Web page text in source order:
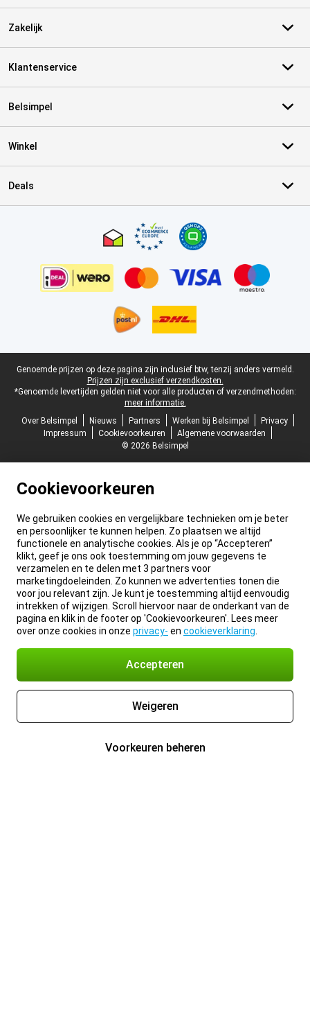
Zakelijk
Klantenservice
Belsimpel
Winkel
Deals
Juridische voettekst
Genoemde prijzen op deze pagina zijn inclusief btw, tenzij anders vermeld.
Prijzen zijn exclusief verzendkosten.
*Genoemde levertijden gelden niet voor alle producten of verzendmethoden:
meer informatie.
Over Belsimpel
Nieuws Partners Werken bij Belsimpel
Privacy
Impressum
Cookievoorkeuren
Algemene voorwaarden
© 2026 Belsimpel
Cookievoorkeuren
We gebruiken cookies en vergelijkbare technieken om je beter
en persoonlijker te kunnen helpen. Zo plaatsen we altijd
functionele en analytische cookies. Als je op “Accepteren”
klikt, geef je ons ook toestemming om jouw gegevens te
verzamelen en te delen met 3 partners voor
marketingdoeleinden. Zo kunnen we advertenties tonen die
voor jou relevant zijn. Je kunt je toestemming altijd eenvoudig
intrekken of wijzigen. Scroll hiervoor naar de onderkant van de
pagina en klik in de footer op 'Cookievoorkeuren'. Lees meer
over onze cookies in onze privacy- en cookieverklaring
Accepteren
Weigeren
Voorkeuren beheren